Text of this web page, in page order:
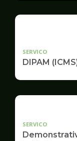
SERVICO
DIPAM
SERVICO